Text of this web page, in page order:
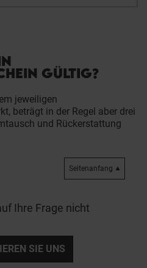
GÜLTIG?
jeweiligen
beträgt in der Regel aber drei
und Rückerstattung
Seitenanfang
Ihre Frage nicht
SIE UNS